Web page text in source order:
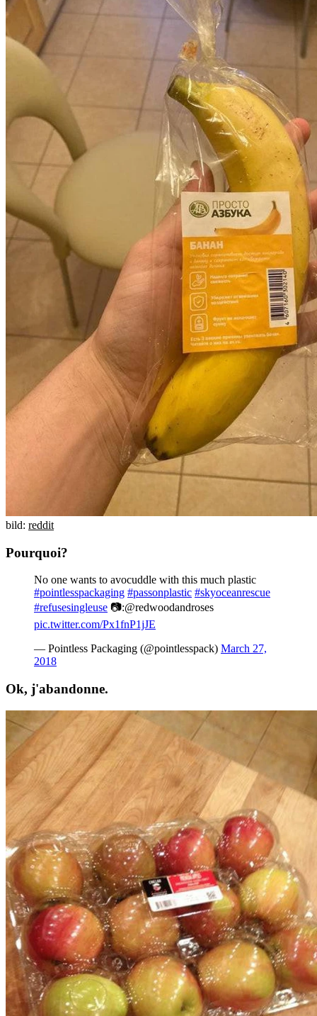
bild: reddit
Pourquoi?
No one wants to avocuddle with this much plastic
#pointlesspackaging #passonplastic #skyoceanrescue
#refusesingleuse 📷:@redwoodandroses
pic.twitter.com/Px1fnP1jJE
— Pointless Packaging (@pointlesspack) March 27,
2018
Ok, j'abandonne.